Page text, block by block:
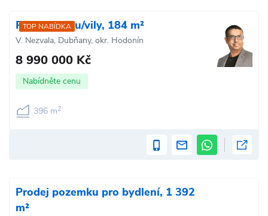
TOP NABÍDKA
Prodej domu/vily, 184 m²
V. Nezvala, Dubňany, okr. Hodonín
8 990 000 Kč
Nabídněte cenu
396 m2
Prodej pozemku pro bydlení, 1 392
m²